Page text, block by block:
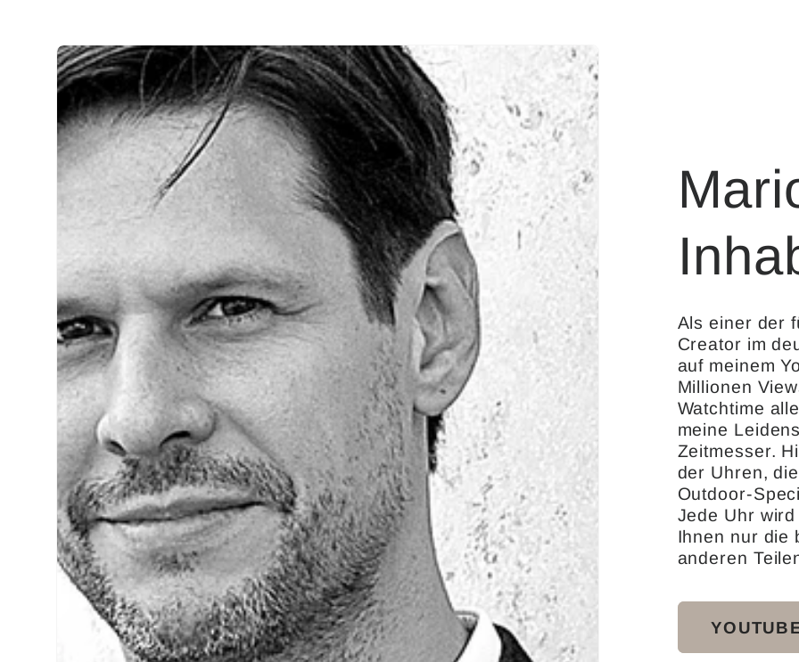
Als einer der
Creator im
auf meinem
Millionen
Watchtime
meine
Zeitmesser.
der Uhren,
Outdoor-
Jede Uhr
Ihnen nur die
anderen